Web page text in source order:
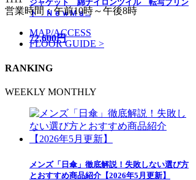
ジャケット 綿ナイロンツイル 転写プリン
ト ＮｅｗＭａ...
72,600円
営業時間：午前10時～午後8時
MAP/ACCESS
FLOOR GUIDE >
RANKING
WEEKLY MONTHLY
メンズ「日傘」徹底解説！失敗しない選び方
とおすすめ商品紹介【2026年5月更新】